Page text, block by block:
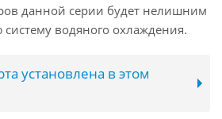
данной серии будет нелишним
водяного охлаждения.
установлена в этом